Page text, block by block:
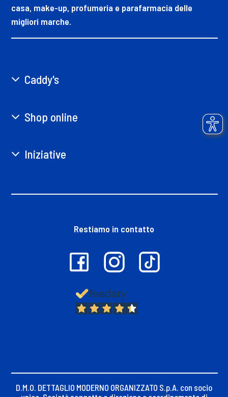
casa, make-up, profumeria e parafarmacia delle
migliori marche.
Caddy's
Shop online
Iniziative
Restiamo in contatto
D.M.O. DETTAGLIO MODERNO ORGANIZZATO S.p.A. con socio